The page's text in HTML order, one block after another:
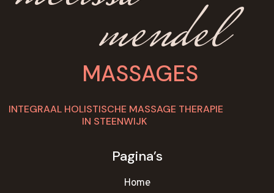
mendel
MASSAGES
INTEGRAAL HOLISTISCHE MASSAGE THERAPIE
IN STEENWIJK
Pagina’s
Home